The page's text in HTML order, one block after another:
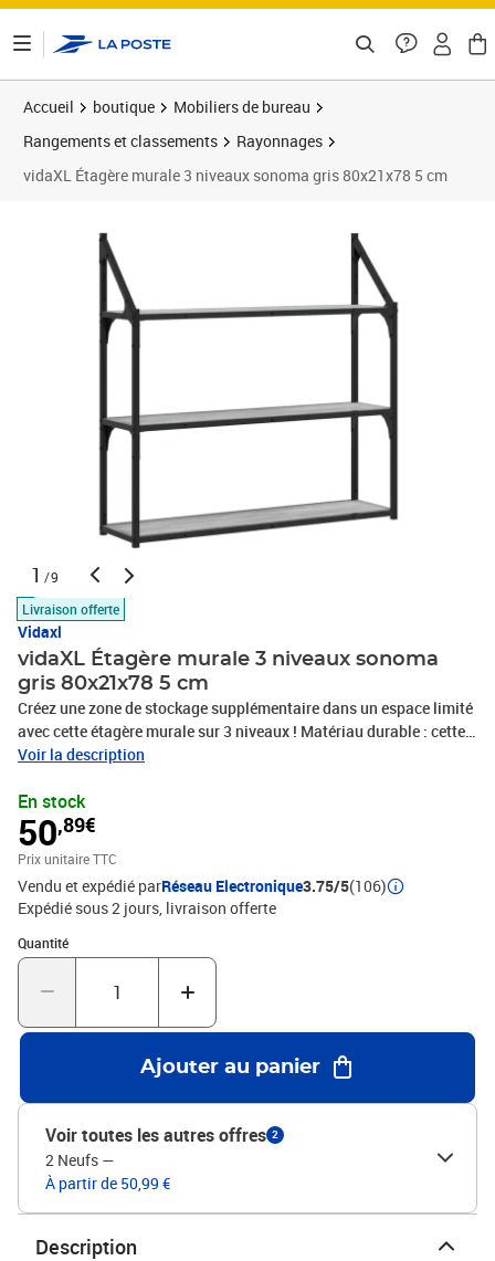
Accueil boutique
Mobiliers de bureau
Rangements et classements
Rayonnages
vidaXL Étagère murale 3 niveaux sonoma gris 80x21x78 5 cm
1 /9
Livraison offerte
Vidaxl
vidaXL Étagère murale 3 niveaux sonoma
gris 80x21x78 5 cm
Créez une zone de stockage supplémentaire dans un espace limité
avec cette étagère murale sur 3 niveaux ! Matériau durable : cette
étagère flottante est fabriquée en bois d'ingénierie. Le bois
et présente également résistance, stabilité et résistance à
l'humidité.Grand espace de rangement : le rangement mural
comprend 3 étagères, offrant suffisamment d'espace pour ranger
vos livres, plantes, cadres photo et tout autre objet
supplémentaire.Design mural : l’étagère d’affichage ne prend
aucun espace au sol. Vous pouvez l'accrocher au mur
facilement.Large application : l'étagère suspendue pratique est
parfaitement adaptée à votre maison et votre bureau, y compris
votre salon, salle de bain, chambre à coucher, balcon, etc. Bon à
incluses. Nous vous conseillons de trouver et d'utiliser des vis et
des chevilles adaptées spécifiquement à vos murs. Si vous n'êtes
pas sûr, vous pouvez consulter un professionnel. Veuillez lire et
suivre chaque étape des instructions.Couleur : sonoma
grisMatériau : bois d'ingénierie, acierDimensions : 80 x 21 x 78,5
cm (l x P x H)L'assemblage est requis
Voir la description
En stock
50,89€
Prix unitaire TTC
Vendu et expédié parRéseau Electronique3.75/5(106)
Expédié sous 2 jours livraison offerte
Quantité
Quantité : 1
Ajouter au panier
Voir toutes les autres offres 2
2 Neufs —
À partir de 50,99 €
Description